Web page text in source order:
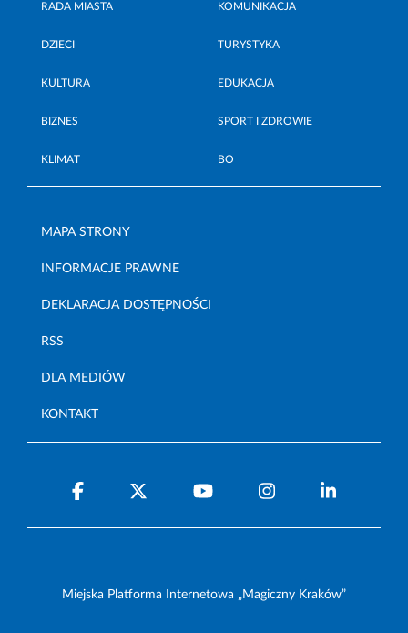
RADA MIASTA KOMUNIKACJA
DZIECI TURYSTYKA
KULTURA EDUKACJA
BIZNES SPORT I ZDROWIE
KLIMAT BO
MAPA STRONY
INFORMACJE PRAWNE
DEKLARACJA DOSTĘPNOŚCI
RSS
DLA MEDIÓW
KONTAKT
Miejska Platforma Internetowa „Magiczny Kraków”